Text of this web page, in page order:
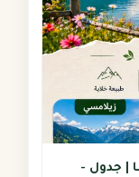
| جدول -